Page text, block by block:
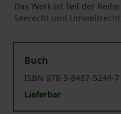
Das Werk ist Teil der Reihe
Seerecht und Umweltrecht
Buch
ISBN 978-3-8487-5244-7
Lieferbar